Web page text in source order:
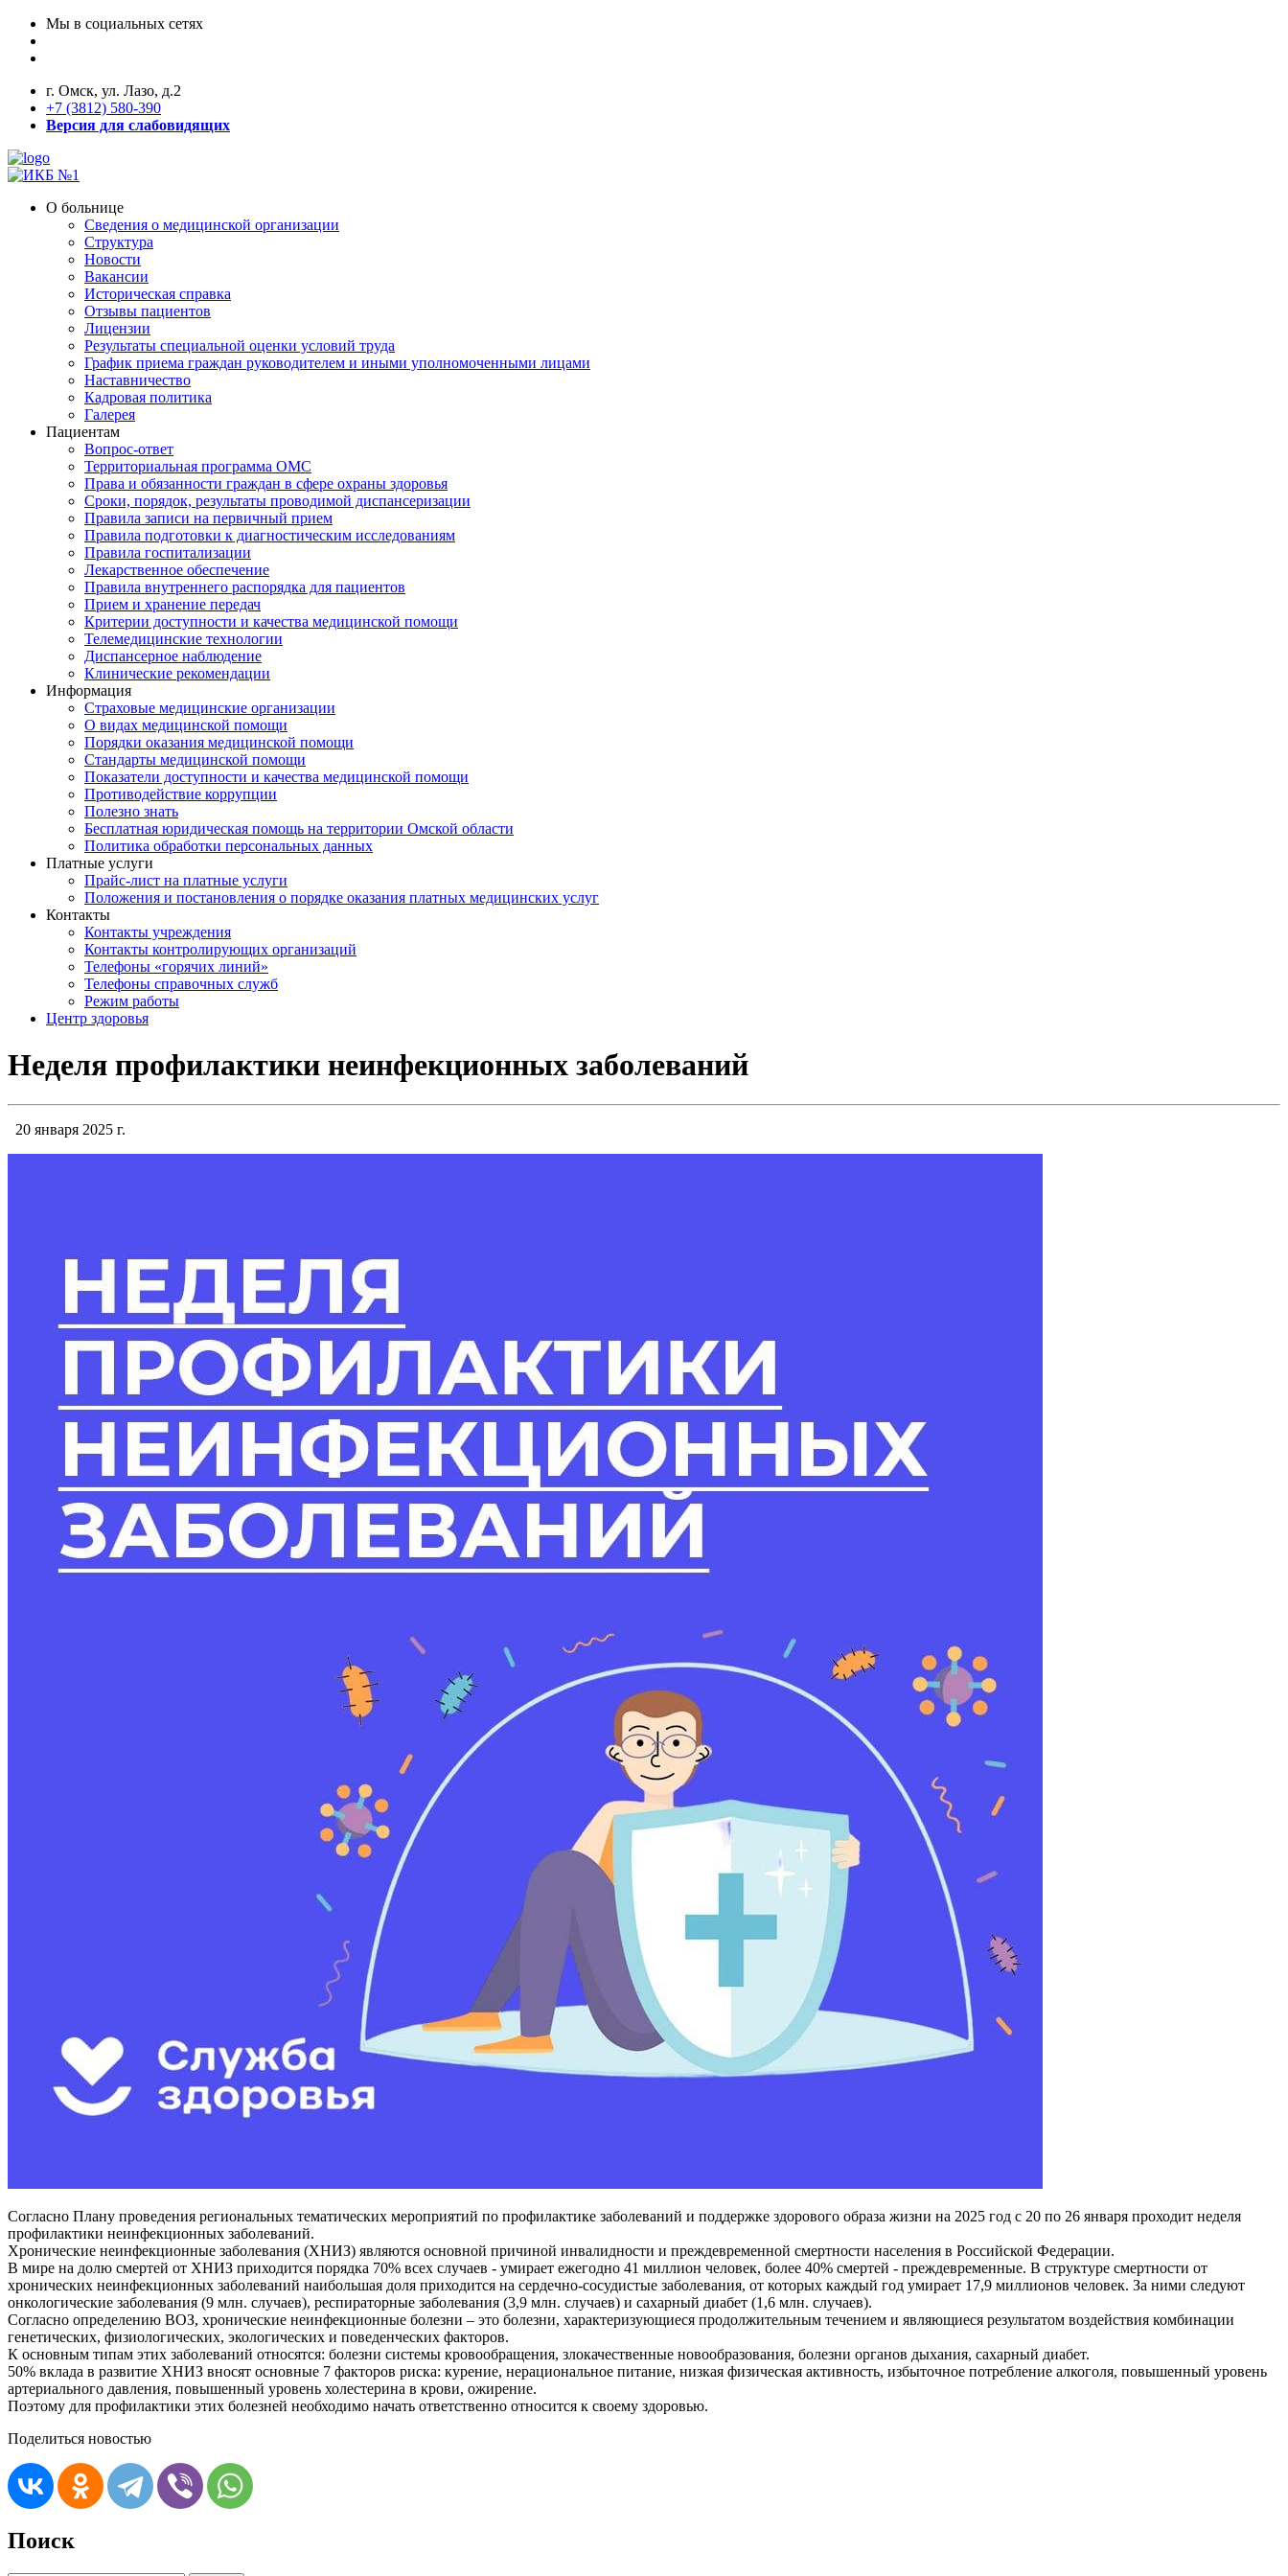
Мы в социальных сетях
г. Омск, ул. Лазо, д.2
+7 (3812) 580-390
Версия для слабовидящих
О больнице
Сведения о медицинской организации
Структура
Новости
Вакансии
Историческая справка
Отзывы пациентов
Лицензии
Результаты специальной оценки условий труда
График приема граждан руководителем и иными уполномоченными лицами
Наставничество
Кадровая политика
Галерея
Пациентам
Вопрос-ответ
Территориальная программа ОМС
Права и обязанности граждан в сфере охраны здоровья
Сроки, порядок, результаты проводимой диспансеризации
Правила записи на первичный прием
Правила подготовки к диагностическим исследованиям
Правила госпитализации
Лекарственное обеспечение
Правила внутреннего распорядка для пациентов
Прием и хранение передач
Критерии доступности и качества медицинской помощи
Телемедицинские технологии
Диспансерное наблюдение
Клинические рекомендации
Информация
Страховые медицинские организации
О видах медицинской помощи
Порядки оказания медицинской помощи
Стандарты медицинской помощи
Показатели доступности и качества медицинской помощи
Противодействие коррупции
Полезно знать
Бесплатная юридическая помощь на территории Омской области
Политика обработки персональных данных
Платные услуги
Прайс-лист на платные услуги
Положения и постановления о порядке оказания платных медицинских услуг
Контакты
Контакты учреждения
Контакты контролирующих организаций
Телефоны «горячих линий»
Телефоны справочных служб
Режим работы
Центр здоровья
Неделя профилактики неинфекционных заболеваний
20 января 2025 г.
Согласно Плану проведения региональных тематических мероприятий по профилактике заболеваний и поддержке здорового образа жизни на 2025 год с 20 по 26 января проходит неделя
профилактики неинфекционных заболеваний.
Хронические неинфекционные заболевания (ХНИЗ) являются основной причиной инвалидности и преждевременной смертности населения в Российской Федерации.
В мире на долю смертей от ХНИЗ приходится порядка 70% всех случаев - умирает ежегодно 41 миллион человек, более 40% смертей - преждевременные. В структуре смертности от
хронических неинфекционных заболеваний наибольшая доля приходится на сердечно-сосудистые заболевания, от которых каждый год умирает 17,9 миллионов человек. За ними следуют
онкологические заболевания (9 млн. случаев), респираторные заболевания (3,9 млн. случаев) и сахарный диабет (1,6 млн. случаев).
Согласно определению ВОЗ, хронические неинфекционные болезни – это болезни, характеризующиеся продолжительным течением и являющиеся результатом воздействия комбинации
генетических, физиологических, экологических и поведенческих факторов.
К основным типам этих заболеваний относятся: болезни системы кровообращения, злокачественные новообразования, болезни органов дыхания, сахарный диабет.
50% вклада в развитие ХНИЗ вносят основные 7 факторов риска: курение, нерациональное питание, низкая физическая активность, избыточное потребление алкоголя, повышенный уровень
артериального давления, повышенный уровень холестерина в крови, ожирение.
Поэтому для профилактики этих болезней необходимо начать ответственно относится к своему здоровью.
Поделиться новостью
Поиск